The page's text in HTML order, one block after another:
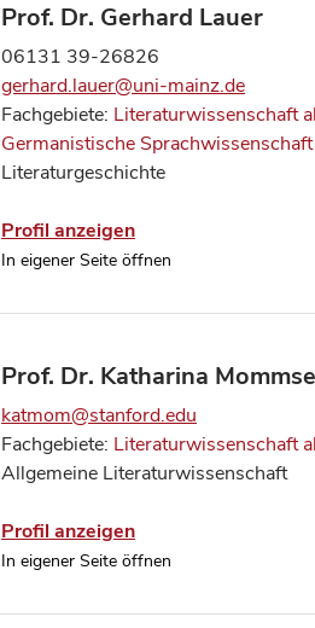
Prof. Dr. Gerhard Lauer
06131 39-26826
gerhard.lauer@uni-mainz.de
Fachgebiete: Literaturwissenschaft
Germanistische Sprachwissenschaft
Literaturgeschichte
Profil anzeigen
In eigener Seite öffnen
Prof. Dr. Katharina
katmom@stanford.edu
Fachgebiete: Literaturwissenschaft
Allgemeine Literaturwissenschaft
Profil anzeigen
In eigener Seite öffnen